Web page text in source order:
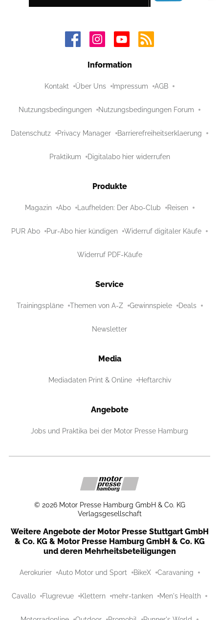
Information
Kontakt Über Uns Impressum AGB
Nutzungsbedingungen Nutzungsbedingungen Forum
Datenschutz Privacy Manager Barrierefreiheitserklaerung
Praktikum Digitalabo hier widerrufen
Produkte
Magazin Abo Laufhelden: Der Abo-Club Reisen
PUR Abo Pur-Abo hier kündigen Widerruf digitaler Käufe
Widerruf PDF-Käufe
Service
Trainingspläne Themen von A-Z Gewinnspiele Deals
Newsletter
Media
Mediadaten Print & Online Heftarchiv
Angebote
Jobs und Praktika bei der Motor Presse Hamburg
© 2026 Motor Presse Hamburg GmbH & Co. KG
Verlagsgesellschaft
Weitere Angebote der Motor Presse Stuttgart GmbH
& Co. KG & Motor Presse Hamburg GmbH & Co. KG
und deren Mehrheitsbeteiligungen
Aerokurier Auto Motor und Sport BikeX Caravaning
Cavallo Flugrevue Klettern mehr-tanken Men's Health